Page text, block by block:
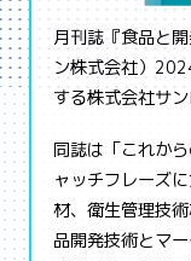
月刊誌『食品と
ン株式会社）
する株式会社サ
同誌は「これか
ャッチフレーズ
材、衛生管理技
品開発技術とマ